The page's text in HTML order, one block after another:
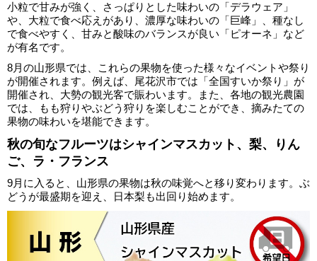
小粒で甘みが強く、さっぱりとした味わいの「デラウェア」
や、大粒で食べ応えがあり、濃厚な味わいの「巨峰」、種なし
で食べやすく、甘みと酸味のバランスが良い「ピオーネ」など
が有名です。
8月の山形県では、これらの果物を使った様々なイベントや祭り
が開催されます。例えば、尾花沢市では「全国すいか祭り」が
開催され、大勢の観光客で賑わいます。また、各地の観光農園
では、もも狩りやぶどう狩りを楽しむことができ、摘みたての
果物の味わいを堪能できます。
秋の旬なフルーツはシャインマスカット、梨、りん
ご、ラ・フランス
9月に入ると、山形県の果物は秋の味覚へと移り変わります。ぶ
どうが最盛期を迎え、日本梨も出回り始めます。